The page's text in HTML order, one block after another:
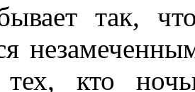
так,
тех, кто